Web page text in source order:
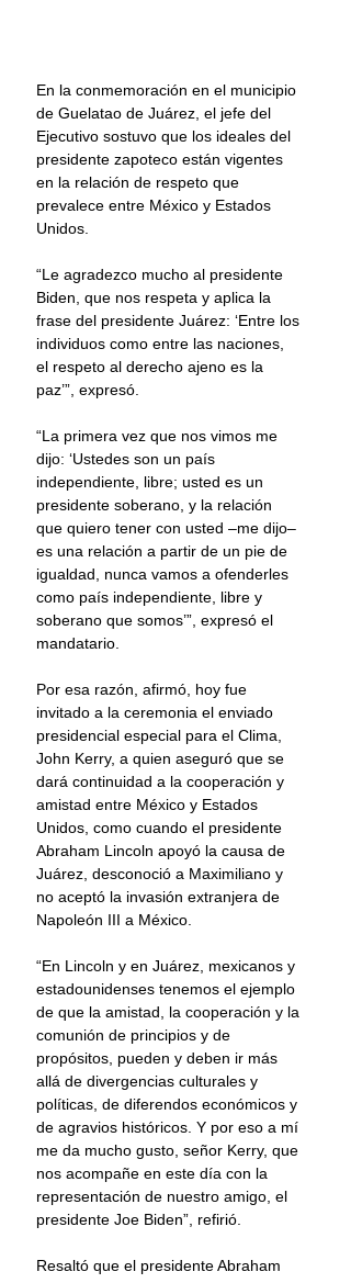
En la conmemoración en el municipio
de Guelatao de Juárez, el jefe del
Ejecutivo sostuvo que los ideales del
presidente zapoteco están vigentes
en la relación de respeto que
prevalece entre México y Estados
Unidos.
“Le agradezco mucho al presidente
Biden, que nos respeta y aplica la
frase del presidente Juárez: ‘Entre los
individuos como entre las naciones,
el respeto al derecho ajeno es la
paz’”, expresó.
“La primera vez que nos vimos me
dijo: ‘Ustedes son un país
independiente, libre; usted es un
presidente soberano, y la relación
que quiero tener con usted –me dijo–
es una relación a partir de un pie de
igualdad, nunca vamos a ofenderles
como país independiente, libre y
soberano que somos’”, expresó el
mandatario.
Por esa razón, afirmó, hoy fue
invitado a la ceremonia el enviado
presidencial especial para el Clima,
John Kerry, a quien aseguró que se
dará continuidad a la cooperación y
amistad entre México y Estados
Unidos, como cuando el presidente
Abraham Lincoln apoyó la causa de
Juárez, desconoció a Maximiliano y
no aceptó la invasión extranjera de
Napoleón III a México.
“En Lincoln y en Juárez, mexicanos y
estadounidenses tenemos el ejemplo
de que la amistad, la cooperación y la
comunión de principios y de
propósitos, pueden y deben ir más
allá de divergencias culturales y
políticas, de diferendos económicos y
de agravios históricos. Y por eso a mí
me da mucho gusto, señor Kerry, que
nos acompañe en este día con la
representación de nuestro amigo, el
presidente Joe Biden”, refirió.
Resaltó que el presidente Abraham